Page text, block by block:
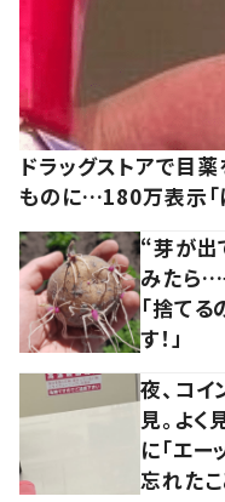
ドラッグストアで目
ものに…180万表示「ほ
“芽が出
みたら
「捨てる
す！」
夜、コ
見。よ
に「エー
忘れたこ